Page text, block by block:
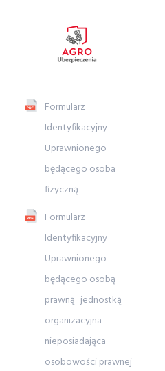
Formularz
Identyfikacyjny
Uprawnionego
będącego osoba
fizyczną
Formularz
Identyfikacyjny
Uprawnionego
będącego osobą
prawną_jednostką
organizacyjna
nieposiadająca
osobowości prawnej